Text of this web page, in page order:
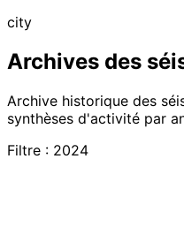
city
Archives des
Archive historique des
synthèses d'activité par
Filtre : 2024